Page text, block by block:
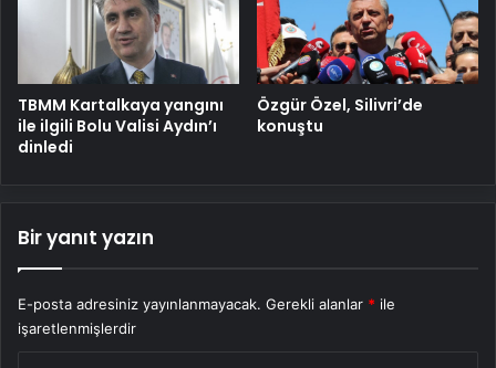
TBMM Kartalkaya yangını
ile ilgili Bolu Valisi Aydın’ı
dinledi
Özgür Özel, Silivri’de
konuştu
Bir yanıt yazın
E-posta adresiniz yayınlanmayacak. Gerekli alanlar * ile
işaretlenmişlerdir